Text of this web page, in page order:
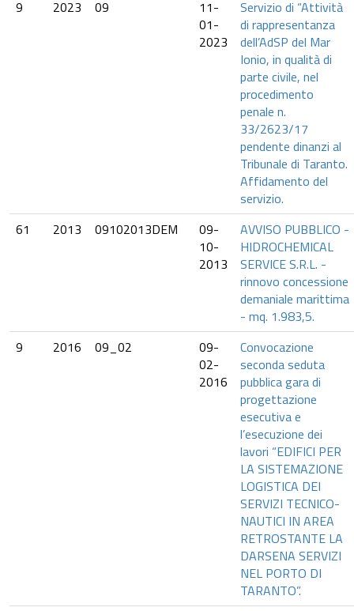
9 2023 09
11-
01-
2023
Servizio di “Attività
di rappresentanza
dell’AdSP del Mar
Ionio, in qualità di
parte civile, nel
procedimento
penale n.
33/2623/17
pendente dinanzi al
Tribunale di Taranto.
Affidamento del
servizio.
61
2013 09102013DEM
09-
10-
2013
AVVISO PUBBLICO -
HIDROCHEMICAL
SERVICE S.R.L. -
rinnovo concessione
demaniale marittima
- mq. 1.983,5.
9
2016 09_02
09-
02-
2016
Convocazione
seconda seduta
pubblica gara di
progettazione
esecutiva e
l’esecuzione dei
lavori “EDIFICI PER
LA SISTEMAZIONE
LOGISTICA DEI
SERVIZI TECNICO-
NAUTICI IN AREA
RETROSTANTE LA
DARSENA SERVIZI
NEL PORTO DI
TARANTO”.